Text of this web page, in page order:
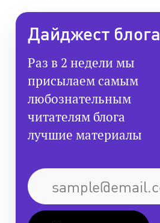
Дайджест блога
Раз в 2 недели мы
присылаем самым
любознательным
читателям блога
лучшие материалы